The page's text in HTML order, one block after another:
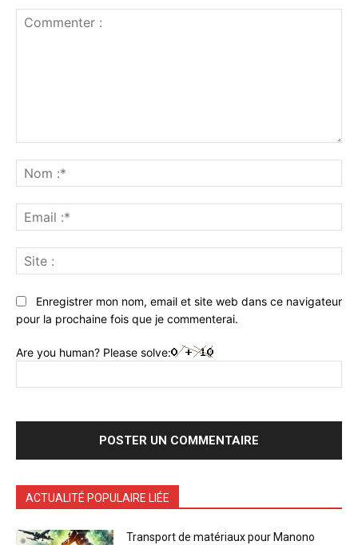
:*
:*
:
Enregistrer mon nom, email et site web dans ce navigateur
pour la prochaine fois que je commenterai.
Are you human? Please solve:
ACTUALITÉ POPULAIRE LIÉE
Transport de matériaux pour Manono